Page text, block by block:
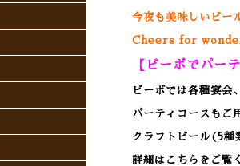
今夜も美味しいビー
Cheers for
【ビーボでパー
ビーボでは各種宴会
パーティコースもご
クラフトビール(5種
詳細はこちらをご覧